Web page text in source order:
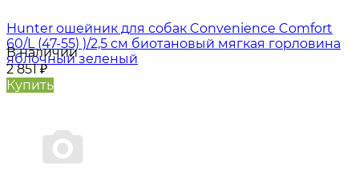
Hunter oшейник для собак Convenience Comfort
60/L (47-55) )/2,5 см биотановый мягкая горловина
яблочный зеленый
В наличии
2 851₽
Купить